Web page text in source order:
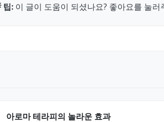
팁: 이 글이 도움이 되셨나요? 좋아요를 눌
아로마 테라피의 놀라운 효과